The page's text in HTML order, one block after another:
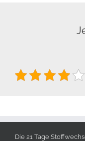
Die 21 Tage